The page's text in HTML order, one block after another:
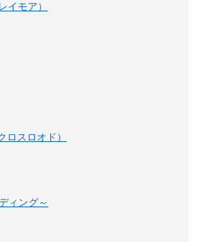
イモア）
ロスロオド）
ィング～